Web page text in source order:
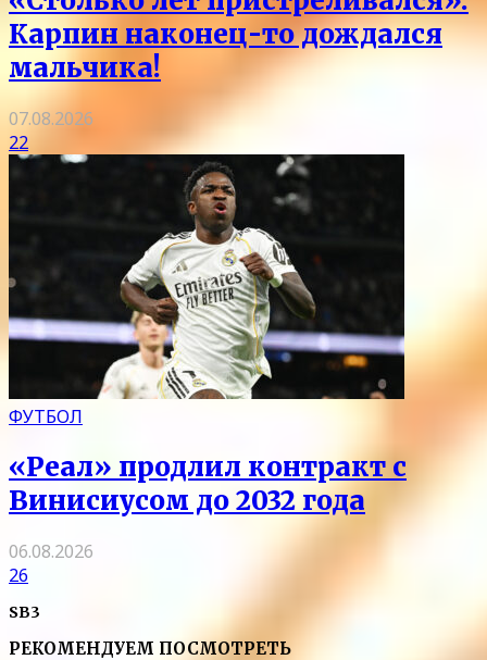
Карпин наконец-то дождался
мальчика!
07.08.2026
22
ФУТБОЛ
«Реал» продлил контракт с
Винисиусом до 2032 года
06.08.2026
26
SB3
РЕКОМЕНДУЕМ ПОСМОТРЕТЬ